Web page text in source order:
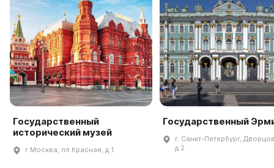
Государственный
исторический музей
г Москва, пл Красная, д 1
Государственный
г. Санкт-Петербург,
д 2